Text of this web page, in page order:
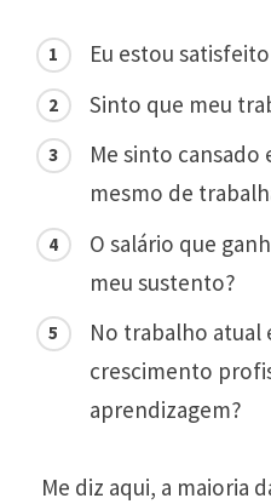
Eu estou
Sinto que meu
Me sinto cansado
mesmo de
O salário que
meu sustento?
No trabalho atual
crescimento
aprendizagem?
Me diz aqui, a maioria